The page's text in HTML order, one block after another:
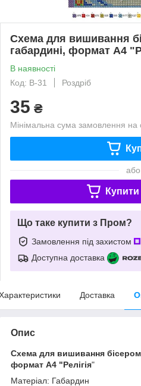
Схема для вишивання
габардині, формат А4
В наявності
Код: В-31
Роздріб
35 ₴
Мінімальна сума замовлення на
або
Купити
Що таке купити з Пром?
Замовлення під захистом
Доступна доставка
Доставка
Опис
Схема для вишивання
формат А4 "Релігія"
Матеріал: Габардин